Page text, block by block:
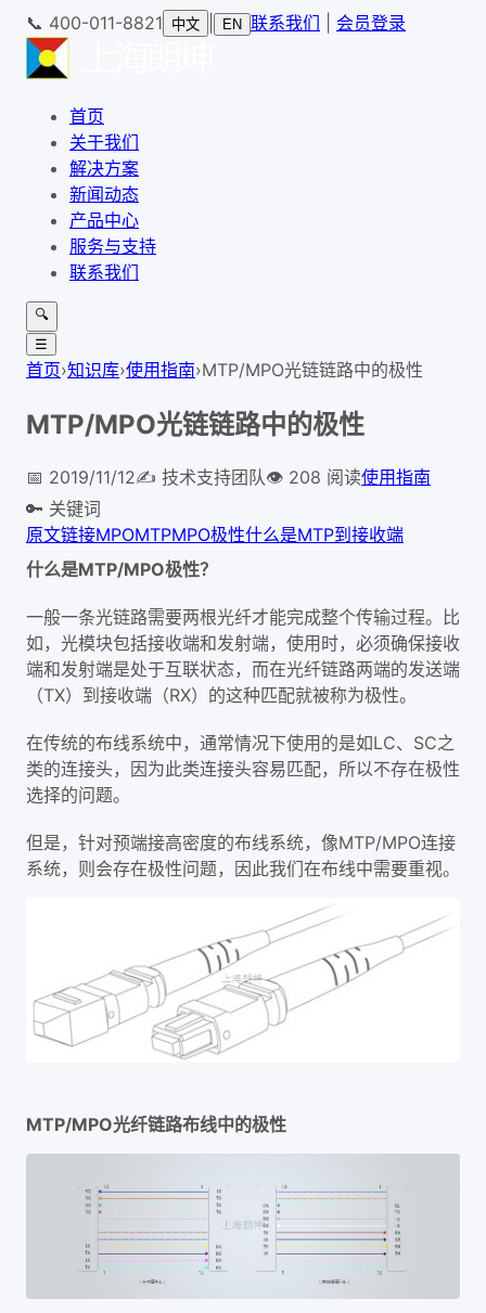
📞 400-011-8821 中文 EN 联系我们 会员登录
首页
关于我们
解决方案
新闻动态
产品中心
服务与支持
联系我们
🔍
☰
首页›知识库›使用指南›MTP/MPO光链链路中的极性
MTP/MPO光链链路中的极性
📅 2019/11/12✍️ 技术支持团队👁 208 阅读使用指南
🔑 关键词
原文链接MPOMTPMPO极性什么是MTP到接收端
什么是MTP/MPO极性？
一般一条光链路需要两根光纤才能完成整个传输过程。比
如，光模块包括接收端和发射端，使用时，必须确保接收
端和发射端是处于互联状态，而在光纤链路两端的发送端
（TX）到接收端（RX）的这种匹配就被称为极性。
在传统的布线系统中，通常情况下使用的是如LC、SC之
类的连接头，因为此类连接头容易匹配，所以不存在极性
选择的问题。
但是，针对预端接高密度的布线系统，像MTP/MPO连接
系统，则会存在极性问题，因此我们在布线中需要重视。
MTP/MPO光纤链路布线中的极性